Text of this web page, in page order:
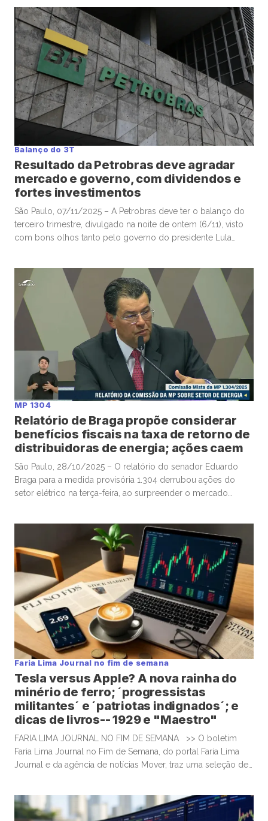
que a região poderá exportar até 120 milhões de […]
Balanço do 3T
Resultado da Petrobras deve agradar
mercado e governo, com dividendos e
fortes investimentos
São Paulo, 07/11/2025 – A Petrobras deve ter o balanço do
terceiro trimestre, divulgado na noite de ontem (6/11), visto
com bons olhos tanto pelo governo do presidente Lula
continuidade dos pagamentos de dividendos e resultados
financeiros e operacionais melhores que […]
MP 1304
Relatório de Braga propõe considerar
benefícios fiscais na taxa de retorno de
distribuidoras de energia; ações caem
São Paulo, 28/10/2025 – O relatório do senador Eduardo
Braga para a medida provisória 1.304 derrubou ações do
setor elétrico na terça-feira, ao surpreender o mercado
empresas de distribuição de energia. Neoenergia, Equatorial
e Energisa despencaram na bolsa de […]
Faria Lima Journal no fim de semana
Tesla versus Apple? A nova rainha do
minério de ferro; ´progressistas
militantes´ e ´patriotas indignados´; e
dicas de livros-- 1929 e "Maestro"
FARIA LIMA JOURNAL NO FIM DE SEMANA >> O boletim
Faria Lima Journal no Fim de Semana, do portal Faria Lima
Journal e da agência de notícias Mover, traz uma seleção de
aprofundadas de boas histórias e materiais informativos.
Tesla deve enfrentar nova […]